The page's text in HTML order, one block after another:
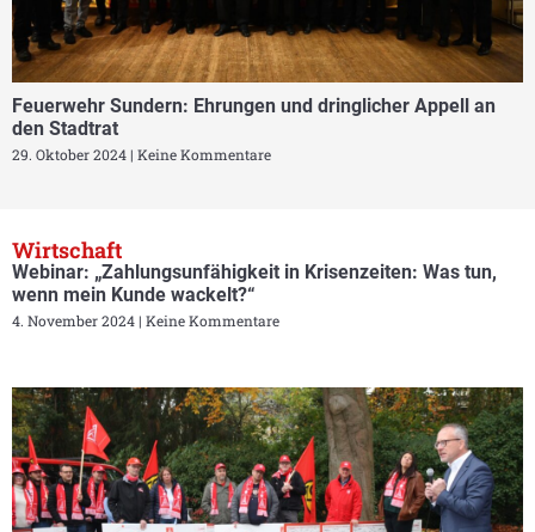
Feuerwehr Sundern: Ehrungen und dringlicher Appell an
den Stadtrat
29. Oktober 2024 Keine Kommentare
Wirtschaft
Webinar: „Zahlungsunfähigkeit in Krisenzeiten: Was tun,
wenn mein Kunde wackelt?“
4. November 2024 Keine Kommentare